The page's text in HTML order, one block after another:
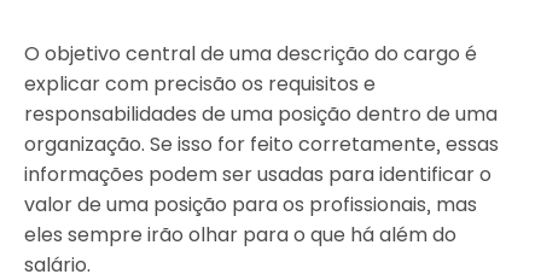
O objetivo central de uma descrição do cargo é
explicar com precisão os requisitos e
responsabilidades de uma posição dentro de uma
organização. Se isso for feito corretamente, essas
informações podem ser usadas para identificar o
valor de uma posição para os profissionais, mas
eles sempre irão olhar para o que há além do
salário.